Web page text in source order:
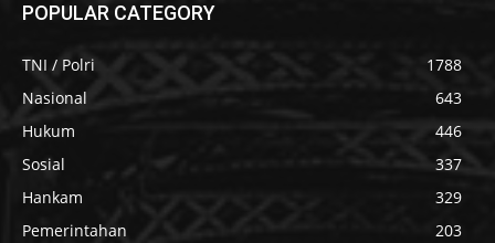
POPULAR CATEGORY
TNI / Polri
1788
Nasional
643
Hukum
446
Sosial
337
Hankam
329
Pemerintahan
203